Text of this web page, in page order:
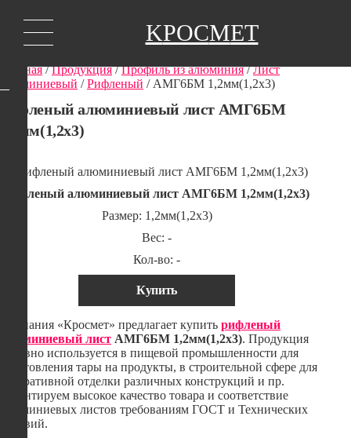
KРОСМЕТ
Главная/Продукция/Профиль из алюминия/Лист
алюминиевый /Рифленый / АМГ6БМ 1,2мм(1,2х3)
Рифленый алюминиевый лист АМГ6БМ
1,2мм(1,2х3)
Рифленый алюминиевый лист АМГ6БМ 1,2мм(1,2х3)
Размер: 1,2мм(1,2х3)
Вес: -
Кол-во: -
Купить
Компания «Кросмет» предлагает купить рифленый
алюминиевый лист АМГ6БМ 1,2мм(1,2х3). Продукция
активно используется в пищевой промышленности для
изготовления тары на продукты, в строительной сфере для
декоративной отделки различных конструкций и пр.
Гарантируем высокое качество товара и соответствие
алюминиевых листов требованиям ГОСТ и Технических
условий.